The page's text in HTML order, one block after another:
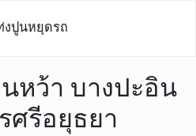
งปูนหยุดรถ
หว้า บางปะอิน
ศรีอยุธยา